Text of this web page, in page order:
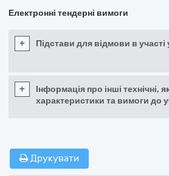
Електронні тендерні вимоги
+ Підстави для відмови в участі
+
Інформація про інші технічні,
характеристики та вимоги до
Друкувати